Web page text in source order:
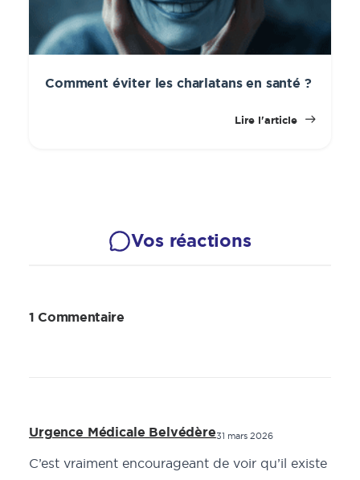
Comment éviter les charlatans en santé ?
Lire l'article
Vos réactions
1 Commentaire
Urgence Médicale Belvédère31 mars 2026
C’est vraiment encourageant de voir qu’il existe